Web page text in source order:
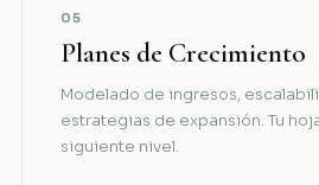
05
Planes de Crecimiento
Modelado de ingresos,
estrategias de expansión. Tu
siguiente nivel.